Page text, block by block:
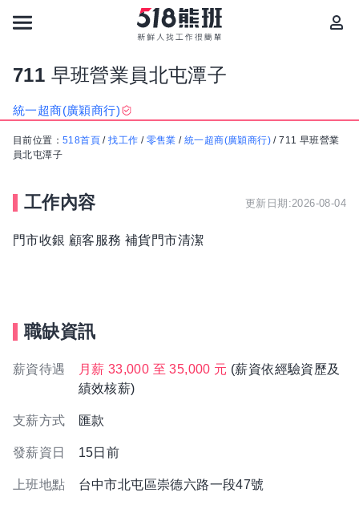
711 早班營業員北屯潭子
統一超商(廣穎商行)
目前位置： 518首頁 /找工作 / 零售業 /統一超商(廣穎商行) /711 早班營業
員北屯潭子
工作內容 更新日期:2026-08-04
門市收銀 顧客服務 補貨門市清潔
職缺資訊
薪資待遇 月薪 33,000 至 35,000 元 (薪資依經驗資歷及
績效核薪)
支薪方式 匯款
發薪資日 15日前
上班地點 台中市北屯區崇德六路一段47號